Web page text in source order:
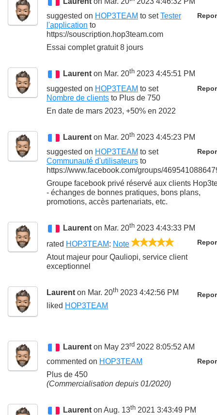
suggested on HOP3TEAM to setTester
l'application to
https://souscription.hop3team.com
Essai complet gratuit 8 jours
Laurent on Mar. 20th 2023 4:45:51 PM
suggested on HOP3TEAM to set
Nombre de clients to Plus de 750
En date de mars 2023, +50% en 2022
Laurent on Mar. 20th 2023 4:45:23 PM
suggested on HOP3TEAM to set
Communauté d'utilisateurs to
https://www.facebook.com/groups/
Groupe facebook privé réservé aux clients
- échanges de bonnes pratiques, bons plans,
promotions, accès partenariats, etc.
Laurent on Mar. 20th 2023 4:43:33 PM
rated HOP3TEAM: Note
Atout majeur pour Qauliopi, service client
exceptionnel
Laurent on Mar. 20th 2023 4:42:56 PM
liked HOP3TEAM
Laurent on May 23rd 2022 8:05:52 AM
commented on HOP3TEAM
Plus de 450
(Commercialisation depuis 01/2020)
Laurent on Aug. 13th 2021 3:43:49 PM